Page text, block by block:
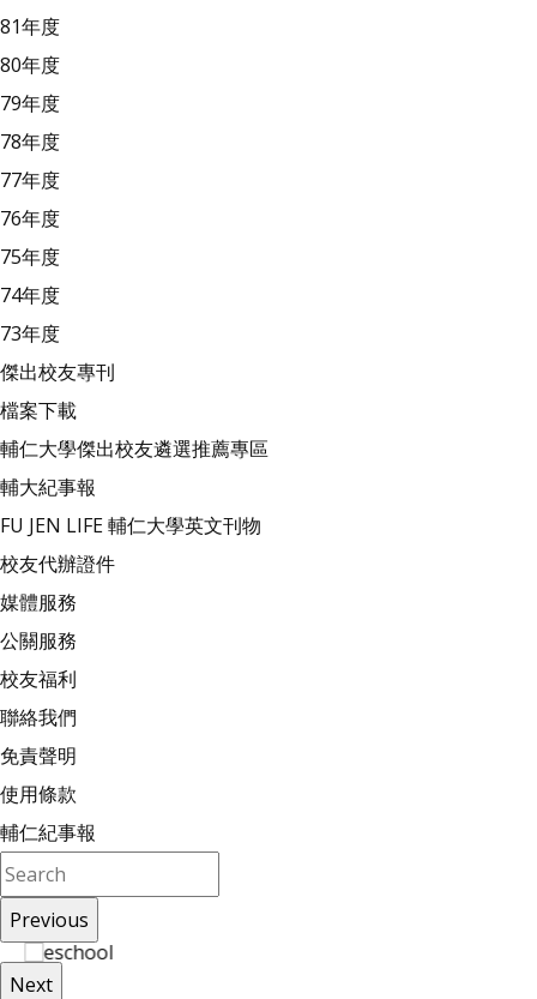
81年度
80年度
79年度
78年度
77年度
76年度
75年度
74年度
73年度
傑出校友專刊
檔案下載
輔仁大學傑出校友遴選推薦專區
輔大紀事報
FU JEN LIFE 輔仁大學英文刊物
校友代辦證件
媒體服務
公關服務
校友福利
聯絡我們
免責聲明
使用條款
輔仁紀事報
Previous
Next